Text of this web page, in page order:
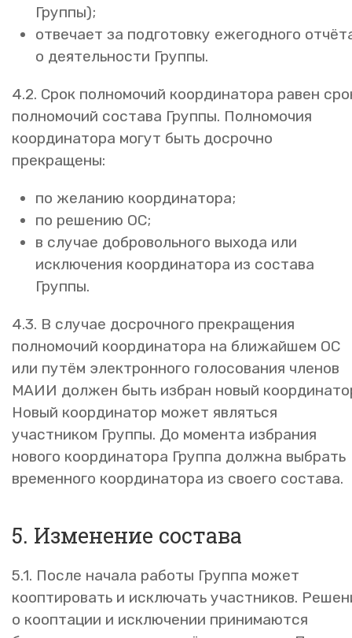
Группы);
отвечает за подготовку ежегодного
о деятельности Группы.
4.2. Срок полномочий координатора равен
полномочий состава Группы. Полномочия
координатора могут быть досрочно
прекращены:
по желанию координатора;
по решению ОС;
в случае добровольного выхода или
исключения координатора из состава
Группы.
4.3. В случае досрочного прекращения
полномочий координатора на ближайшем ОС
или путём электронного голосования членов
МАИИ должен быть избран новый
Новый координатор может являться
участником Группы. До момента избрания
нового координатора Группа должна выбрать
временного координатора из своего состава.
5. Изменение состава
5.1. После начала работы Группа может
кооптировать и исключать участников.
о кооптации и исключении принимаются